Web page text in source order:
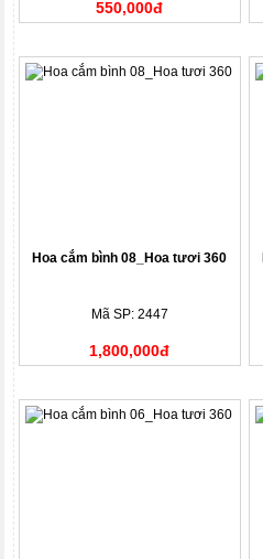
550,000đ
Hoa cắm bình 08_Hoa tươi 360
Mã SP: 2447
1,800,000đ